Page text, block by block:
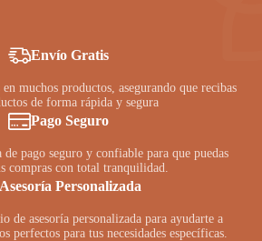
Envío Gratis
muchos productos, asegurando que recibas
de forma rápida y segura
Pago Seguro
de pago seguro y confiable para que puedas
compras con total tranquilidad.
Asesoría Personalizada
de asesoría personalizada para ayudarte a
perfectos para tus necesidades específicas.